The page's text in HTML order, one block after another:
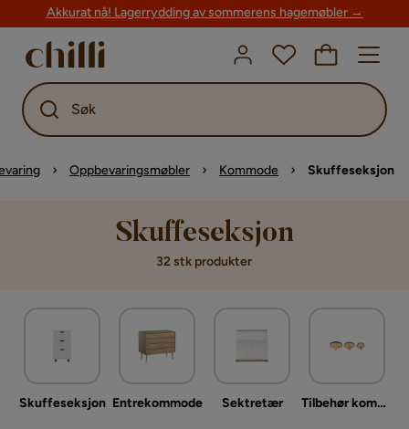
Akkurat nå! Lagerrydding av sommerens hagemøbler →
Søk
Oppbevaringsmøbler Kommode Skuffeseksjon
Skuffeseksjon
32 stk produkter
Skuffeseksjon Entrekommode Sektretær Tilbehør kommode